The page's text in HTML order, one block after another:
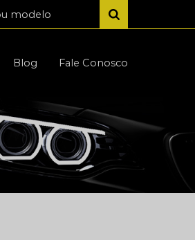
Blog Fale Conosco